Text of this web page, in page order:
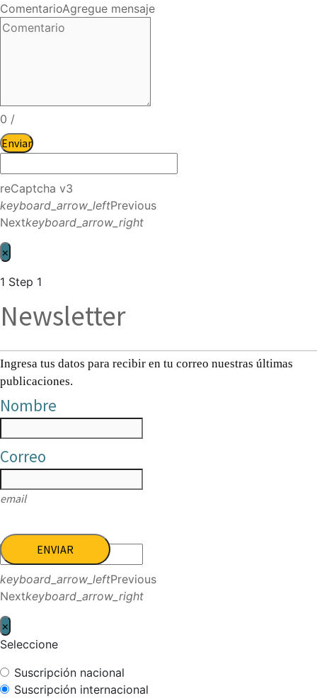
ComentarioAgregue mensaje
0 /
Enviar
reCaptcha v3
keyboard_arrow_leftPrevious
Nextkeyboard_arrow_right
×
1 Step 1
Newsletter
Ingresa tus datos para recibir en tu correo nuestras últimas
publicaciones.
Nombre
Correo
email
ENVIAR
keyboard_arrow_leftPrevious
Nextkeyboard_arrow_right
×
Seleccione
Suscripción nacional
Suscripción internacional